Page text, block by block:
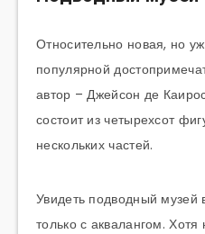
Относительно новая, но
популярной
автор – Джейсон де
состоит из четырехсот
нескольких частей.
Увидеть подводный музей
только с аквалангом. Хотя